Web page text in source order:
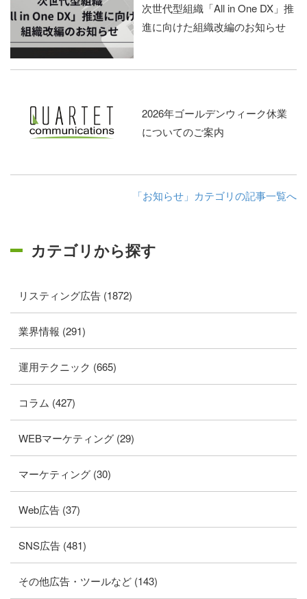
次世代型組織「All in One DX」推
進に向けた組織改編のお知らせ
2026年ゴールデンウィーク休業
についてのご案内
「お知らせ」カテゴリの記事一覧へ
カテゴリから探す
リスティング広告 (1872)
業界情報 (291)
運用テクニック (665)
コラム (427)
WEBマーケティング (29)
マーケティング (30)
Web広告 (37)
SNS広告 (481)
その他広告・ツールなど (143)